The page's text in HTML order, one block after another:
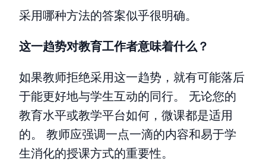
采用哪种方法的答案似乎很明确。
这一趋势对教育工作者意味着什么？
如果教师拒绝采用这一趋势，就有可能落后
于能更好地与学生互动的同行。 无论您的
教育水平或教学平台如何，微课都是适用
的。 教师应强调一点一滴的内容和易于学
生消化的授课方式的重要性。